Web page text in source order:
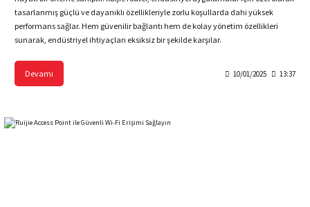
tasarlanmış güçlü ve dayanıklı özellikleriyle zorlu koşullarda dahi yüksek
performans sağlar. Hem güvenilir bağlantı hem de kolay yönetim özellikleri
sunarak, endüstriyel ihtiyaçları eksiksiz bir şekilde karşılar.
Devamı 10/01/2025 13:37